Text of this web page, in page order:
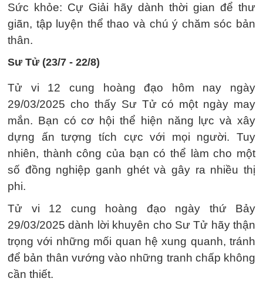
Sức khỏe: Cự Giải hãy dành thời gian để thư
giãn, tập luyện thể thao và chú ý chăm sóc bản
thân.
Sư Tử (23/7 - 22/8)
Tử vi 12 cung hoàng đạo hôm nay ngày
29/03/2025 cho thấy Sư Tử có một ngày may
mắn. Bạn có cơ hội thể hiện năng lực và xây
dựng ấn tượng tích cực với mọi người. Tuy
nhiên, thành công của bạn có thể làm cho một
số đồng nghiệp ganh ghét và gây ra nhiều thị
phi.
Tử vi 12 cung hoàng đạo ngày thứ Bảy
29/03/2025 dành lời khuyên cho Sư Tử hãy thận
trọng với những mối quan hệ xung quanh, tránh
để bản thân vướng vào những tranh chấp không
cần thiết.